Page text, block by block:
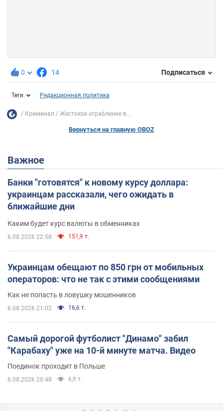
0 14 Подписаться
Теги Редакционная политика
Криминал Жестокое ограбление в...
Вернуться на главную OBOZ
Важное
Банки "готовятся" к новому курсу доллара:
украинцам рассказали, чего ожидать в
ближайшие дни
Каким будет курс валюты в обменниках
6.08.2026 22:58 151,9 т.
Украинцам обещают по 850 грн от мобильных
операторов: что не так с этими сообщениями
Как не попасть в ловушку мошенников
6.08.2026 21:02 16,6 т.
Самый дорогой футболист "Динамо" забил
"Карабаху" уже на 10-й минуте матча. Видео
Поединок проходит в Польше
6.08.2026 20:48 6,9 т.